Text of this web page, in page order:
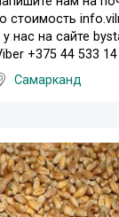
стоимость
нас на сайте
+375 44 533 14
Самарканд